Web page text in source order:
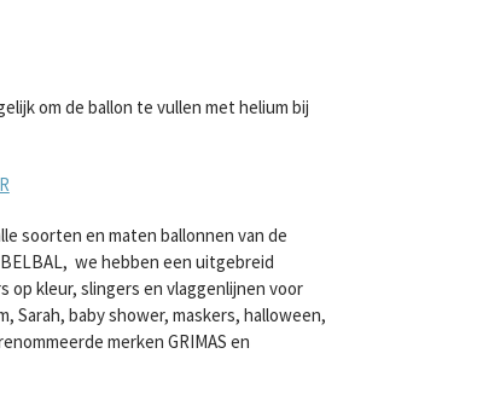
om de ballon te vullen met helium bij
soorten en maten ballonnen van de
we hebben een uitgebreid
op kleur, slingers en vlaggenlijnen voor
Sarah, baby shower, maskers, halloween,
merken GRIMAS en